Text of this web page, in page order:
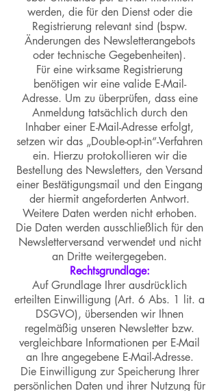
werden, die für den Dienst oder die
Registrierung relevant sind (bspw.
Änderungen des Newsletterangebots
oder technische Gegebenheiten).
Für eine wirksame Registrierung
benötigen wir eine valide E-Mail-
Adresse. Um zu überprüfen, dass eine
Anmeldung tatsächlich durch den
Inhaber einer E-Mail-Adresse erfolgt,
setzen wir das „Double-opt-in“-Verfahren
ein. Hierzu protokollieren wir die
Bestellung des Newsletters, den Versand
einer Bestätigungsmail und den Eingang
der hiermit angeforderten Antwort.
Weitere Daten werden nicht erhoben.
Die Daten werden ausschließlich für den
Newsletterversand verwendet und nicht
an Dritte weitergegeben.
Rechtsgrundlage:
Auf Grundlage Ihrer ausdrücklich
erteilten Einwilligung (Art. 6 Abs. 1 lit. a
DSGVO), übersenden wir Ihnen
regelmäßig unseren Newsletter bzw.
vergleichbare Informationen per E-Mail
an Ihre angegebene E-Mail-Adresse.
Die Einwilligung zur Speicherung Ihrer
persönlichen Daten und ihrer Nutzung für